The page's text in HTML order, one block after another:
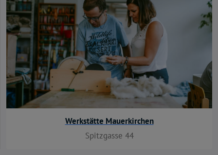
Werkstätte Mauerkirchen
Spitzgasse 44